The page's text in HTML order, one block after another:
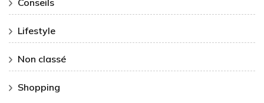
Lifestyle
Non classé
Shopping